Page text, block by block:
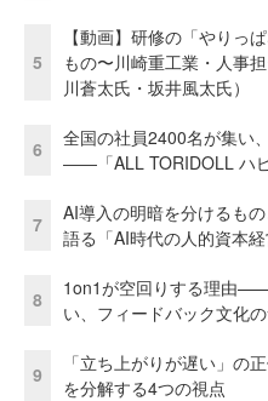
5
【動画】研修の「やりっ
もの〜川崎重工業・人事
川蒼太氏・坂井風太氏）
6
全国の社員2400名が集い
――「ALL TORIDOLL ハ
7
AI導入の明暗を分けるも
語る「AI時代の人的資本経
8
1on1が空回りする理由
い、フィードバック文化
9
「立ち上がりが遅い」
を分解する4つの視点